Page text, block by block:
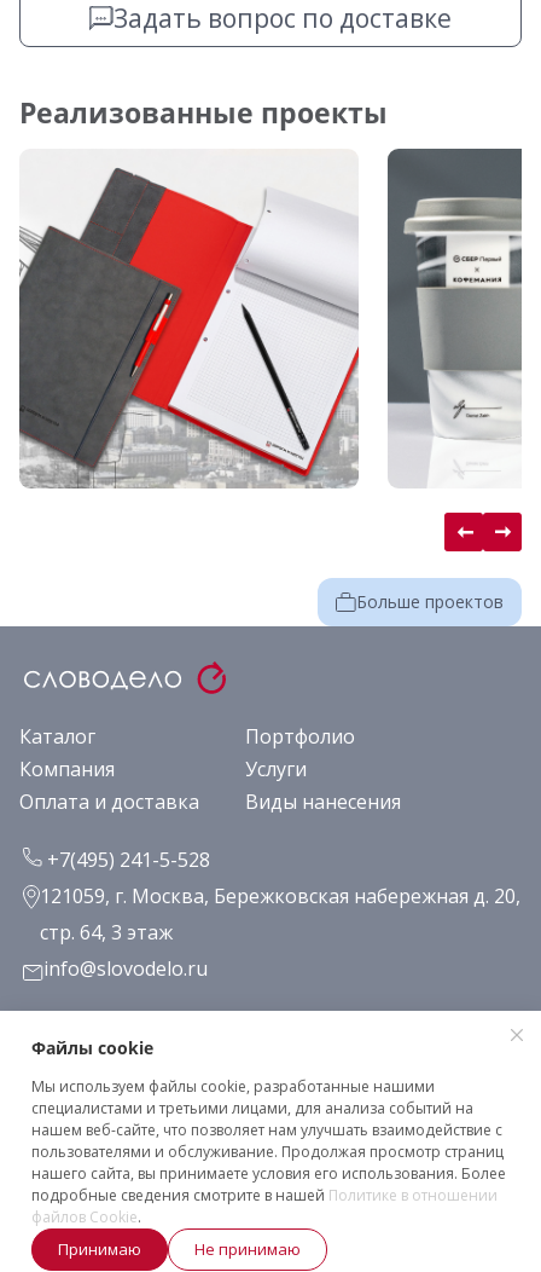
Задать вопрос по доставке
Реализованные проекты
Больше проектов
Каталог
Портфолио
Компания
Услуги
Оплата и доставка
Виды нанесения
+7(495) 241-5-528
121059, г. Москва, Бережковская набережная д. 20,
стр. 64, 3 этаж
info@slovodelo.ru
Заказать звонок
Подписаться на рассылку
Клиентское соглашение
Политика конфиденциальности
2026 © «Словодело». Все права защищены
Файлы cookie
Мы используем файлы cookie, разработанные нашими
специалистами и третьими лицами, для анализа событий на
нашем веб-сайте, что позволяет нам улучшать взаимодействие с
пользователями и обслуживание. Продолжая просмотр страниц
нашего сайта, вы принимаете условия его использования. Более
подробные сведения смотрите в нашей Политике в отношении
файлов Cookie.
Принимаю Не принимаю